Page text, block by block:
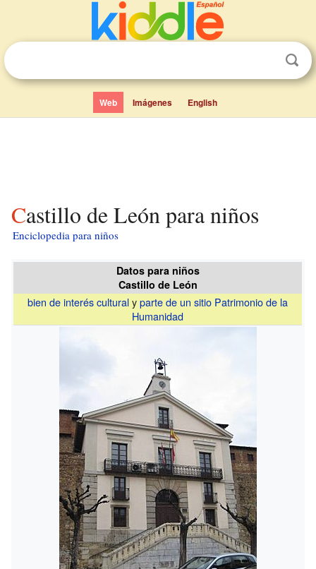
Web Imágenes English
Castillo de León para niños
Enciclopedia para niños
Datos para niños
Castillo de León
bien de interés culturalyparte de un sitio Patrimonio de la
Humanidad